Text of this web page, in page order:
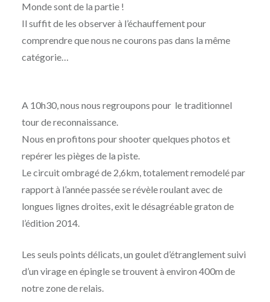
Monde sont de la partie !
Il suffit de les observer à l’échauffement pour
comprendre que nous ne courons pas dans la même
catégorie…
A 10h30, nous nous regroupons pour le traditionnel
tour de reconnaissance.
Nous en profitons pour shooter quelques photos et
repérer les pièges de la piste.
Le circuit ombragé de 2,6km, totalement remodelé par
rapport à l’année passée se révèle roulant avec de
longues lignes droites, exit le désagréable graton de
l’édition 2014.
Les seuls points délicats, un goulet d’étranglement suivi
d’un virage en épingle se trouvent à environ 400m de
notre zone de relais.